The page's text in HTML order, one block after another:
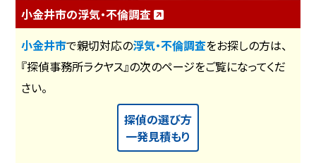
小金井市の浮気・不倫調査
小金井市で親切対応の浮気・不倫調査をお探しの方は、
『探偵事務所ラクヤス』の次のページをご覧になってくだ
さい。
探偵の選び方
一発見積もり